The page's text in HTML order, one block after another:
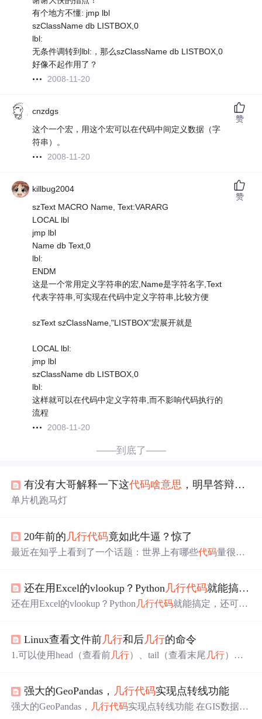
有个地方不懂: jmp lbl
szClassName db LISTBOX,0
lbl:
无条件调转到lbl:，那么szClassName db LISTBOX,0
好像不起作用了？
2008-11-20
cnzdgs
这个一个宏，用这个宏可以在代码中间定义数据（字
符串）。
2008-11-20
赞
killbug2004
szText MACRO Name, Text:VARARG
LOCAL lbl
jmp lbl
Name db Text,0
lbl:
ENDM
这是一个常用定义字符串的宏,Name是字符名字,Text
代表字符串,可实现在代码中定义字符串,比较方便
szText szClassName,"LISTBOX"宏展开就是
LOCAL lbl:
jmp lbl
szClassName db LISTBOX,0
lbl:
这样就可以在代码中定义字符串,而不影响代码执行的
流程
2008-11-20
赞
——到底了——
有没有大哥解释一下这代码啥意思 ，明早答辩我要解释这
单片机跑马灯
20年前的 几行代码竟如此牛逼？惊了
最近在知乎上看到了一个话题：世界上有哪些代码量很
神3中出现的代码，就特别好奇点进去看了一下，结果真是
对应了代码注释中的一句话“what the fuck?”。 越不会越好
代码 出现在公共场合时，几乎震住了所有人，也就是下面
这几行代码 ： float Q_rsqrt( float number ) {
还在用Excel的vlookup？Python 几行代码就能搞定！
还在用Excel的vlookup？Python 几行代码就能搞定，还可以
应的值...
Linux查看文件前 几行和后 几行的命令
1.可以使用head（查看前几行）、tail（查看末尾 几行）两
t 2.可以同时查看可以将前10行和后5行的显示信息，并通
过输出重定向的方法保存到一个文档 例如： 将内容输出
强大的GeoPandas， 几行代码实现点转线功能
强大的GeoPandas， 几行代码实现点转线功能 在GIS数据处